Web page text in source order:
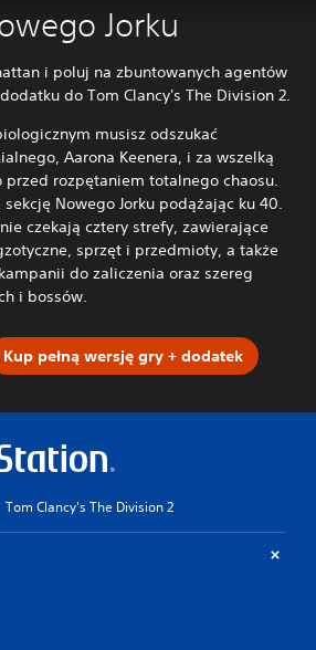
Jorku
i poluj na zbuntowanych agentów
do Tom Clancy's The Division 2.
musisz odszukać
Aarona Keenera, i za wszelką
przed rozpętaniem totalnego chaosu.
Nowego Jorku podążając ku 40.
czekają cztery strefy, zawierające
sprzęt i przedmioty, a także
do zaliczenia oraz szereg
i bossów.
Kup pełną wersję gry + dodatek
Tom Clancy's The Division 2